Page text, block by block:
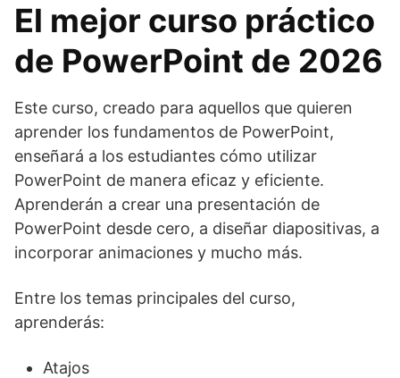
El mejor curso práctico
de PowerPoint de 2026
Este curso, creado para aquellos que quieren
aprender los fundamentos de PowerPoint,
enseñará a los estudiantes cómo utilizar
PowerPoint de manera eficaz y eficiente.
Aprenderán a crear una presentación de
PowerPoint desde cero, a diseñar diapositivas, a
incorporar animaciones y mucho más.
Entre los temas principales del curso,
aprenderás:
Atajos